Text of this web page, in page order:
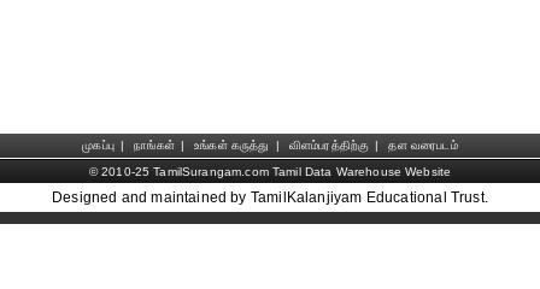
முகப்பு | நாங்கள் | உங்கள் கருத்து | விளம்பரத்திற்கு |
தள வரைபடம்
© 2010-25 TamilSurangam.com Tamil Data Warehouse Website
Designed and maintained by TamilKalanjiyam Educational Trust.